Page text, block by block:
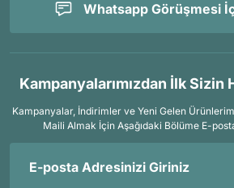
Whatsapp Görüşmesi
Kampanyalarımızdan İlk Sizin
Kampanyalar, İndirimler ve Yeni Gelen
Maili Almak İçin Aşağıdaki Bölüme E-